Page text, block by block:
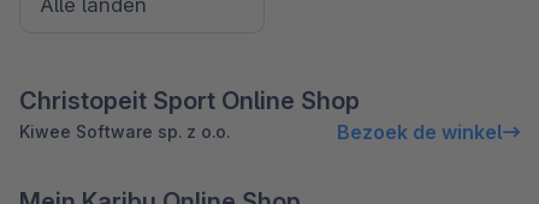
Christopeit Sport Online Shop
Kiwee Software sp. z o.o. Bezoek de winkel